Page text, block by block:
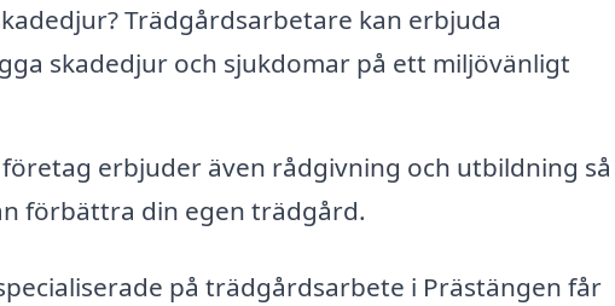
Trädgårdsarbetare kan erbjuda
skadedjur och sjukdomar på ett miljövänligt
erbjuder även rådgivning och utbildning så
förbättra din egen trädgård.
på trädgårdsarbete i Prästängen får